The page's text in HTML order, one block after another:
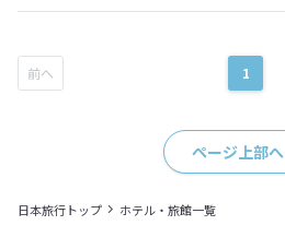
1
ページ上部へ
日本旅行トップ ホテル・旅館一覧